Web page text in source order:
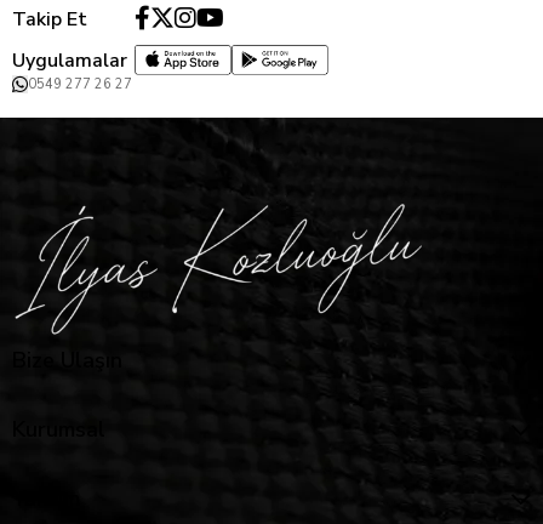
Takip Et
Uygulamalar
0549 277 26 27